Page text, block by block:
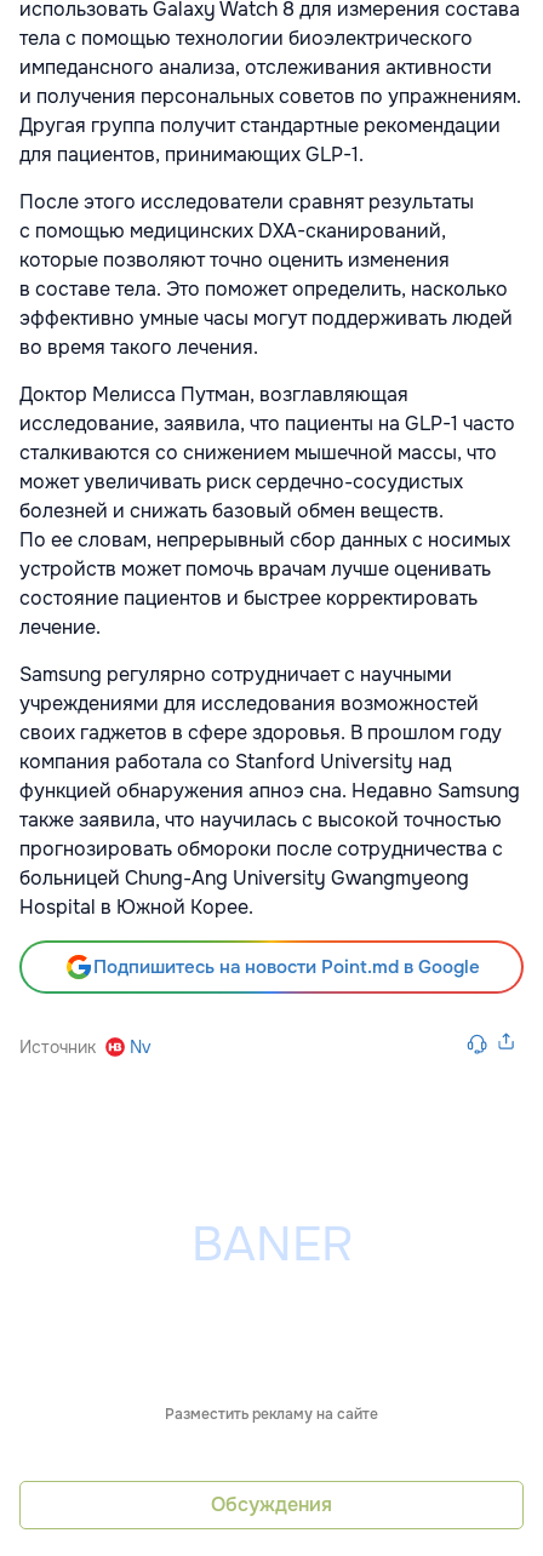
использовать Galaxy Watch 8 для измерения состава
тела с помощью технологии биоэлектрического
импедансного анализа, отслеживания активности
и получения персональных советов по упражнениям.
Другая группа получит стандартные рекомендации
для пациентов, принимающих GLP-1.
После этого исследователи сравнят результаты
с помощью медицинских DXA-сканирований,
которые позволяют точно оценить изменения
в составе тела. Это поможет определить, насколько
эффективно умные часы могут поддерживать людей
во время такого лечения.
Доктор Мелисса Путман, возглавляющая
исследование, заявила, что пациенты на GLP-1 часто
сталкиваются со снижением мышечной массы, что
может увеличивать риск сердечно-сосудистых
болезней и снижать базовый обмен веществ.
По ее словам, непрерывный сбор данных с носимых
устройств может помочь врачам лучше оценивать
состояние пациентов и быстрее корректировать
лечение.
Samsung регулярно сотрудничает с научными
учреждениями для исследования возможностей
своих гаджетов в сфере здоровья. В прошлом году
компания работала со Stanford University над
функцией обнаружения апноэ сна. Недавно Samsung
также заявила, что научилась с высокой точностью
прогнозировать обмороки после сотрудничества с
больницей Chung-Ang University Gwangmyeong
Hospital в Южной Корее.
Подпишитесь на новости Point.md в Google
Источник Nv
Разместить рекламу на сайте
Обсуждения